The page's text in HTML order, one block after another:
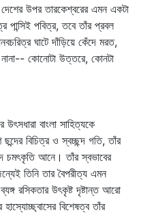
উপর তারকেশ্বরের এমন একটা
পবিত্র, তবে তাঁর প্রবল
ঘাটে দাঁড়িয়ে কেঁদে মরত,
কোনোটা উত্তরে, কোনটা
বাংলা সাহিত্যকে
বিচিত্র ও স্বচ্ছন্দ গতি, তাঁর
চমৎকৃতি আনে। তাঁর স্বভাবের
তিনি তার বৈপরীত্য এমন
রসিকতার উৎকৃষ্ট দৃষ্টান্ত আরো
বিশেষত্ব তাঁর